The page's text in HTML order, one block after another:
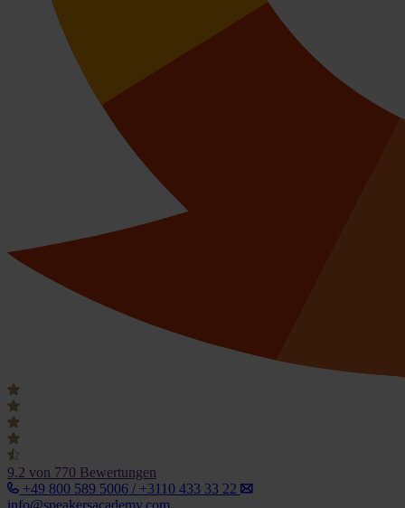
9.2 von 770 Bewertungen
+49 800 589 5006 / +3110 433 33 22
info@speakersacademy.com